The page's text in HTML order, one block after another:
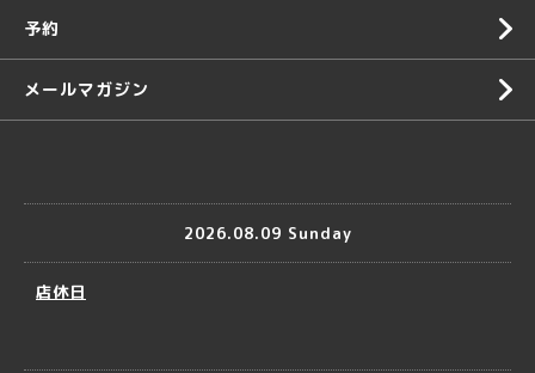
予約
メールマガジン
2026.08.09 Sunday
店休日